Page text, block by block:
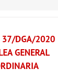
37/DGA/2020
GENERAL